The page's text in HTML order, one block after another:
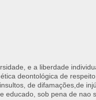
e a liberdade
deontológica de
de difamações,de
educado, sob pena de nao